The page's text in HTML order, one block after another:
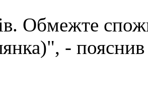
Обмежте
- пояснив